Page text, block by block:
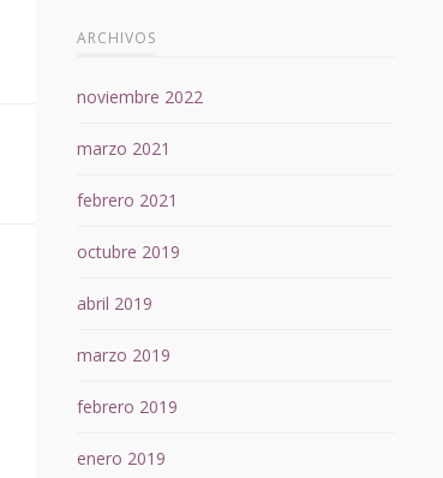
ARCHIVOS
noviembre 2022
marzo 2021
febrero 2021
octubre 2019
abril 2019
marzo 2019
febrero 2019
enero 2019